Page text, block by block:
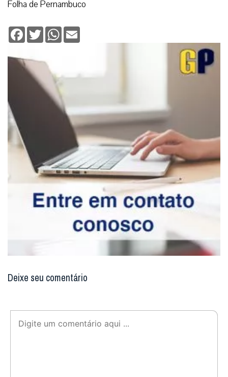
Folha de Pernambuco
Facebook
TwitterWhatsApp
Deixe seu comentário